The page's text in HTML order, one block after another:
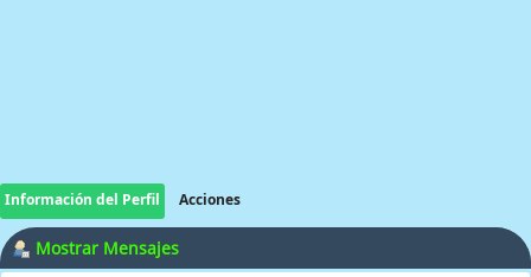
Información del Perfil Acciones
Mostrar Mensajes